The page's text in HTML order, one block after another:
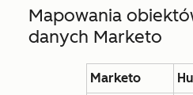
Mapowania
danych Marketo
Marketo